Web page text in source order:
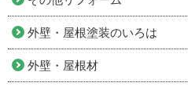
外壁・屋根塗装のいろは
外壁・屋根材